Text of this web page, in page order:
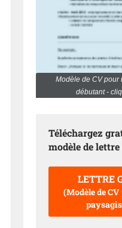
Modèle de CV pour
débutant -
Téléchargez
modèle de lettre
LETTRE
(Modèle de